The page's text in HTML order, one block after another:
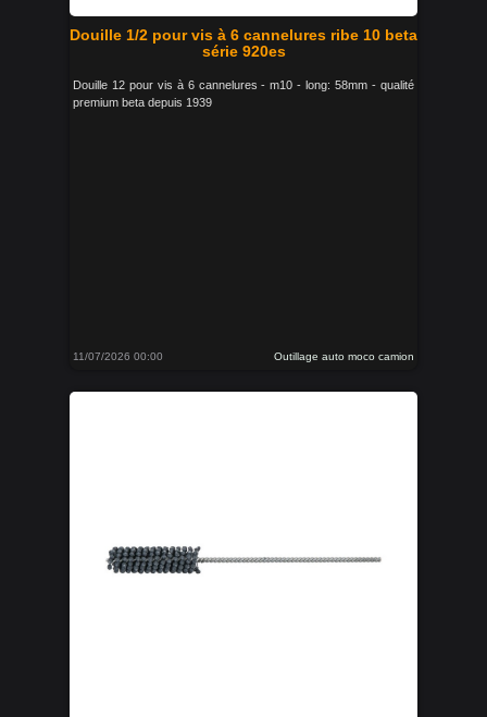
Douille 1/2 pour vis à 6 cannelures ribe 10 beta
série 920es
Douille 12 pour vis à 6 cannelures - m10 - long: 58mm - qualité
premium beta depuis 1939
11/07/2026 00:00 Outillage auto moco camion